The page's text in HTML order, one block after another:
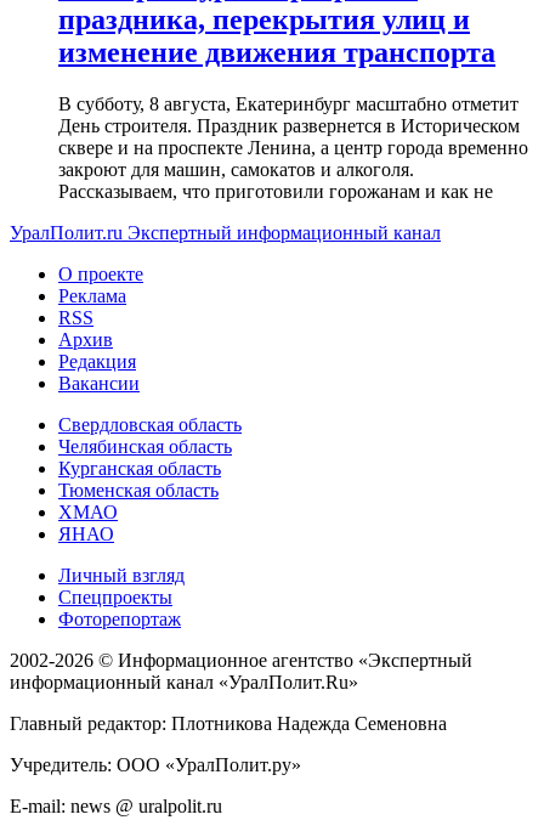
праздника, перекрытия улиц и
изменение движения транспорта
В субботу, 8 августа, Екатеринбург масштабно отметит
День строителя. Праздник развернется в Историческом
сквере и на проспекте Ленина, а центр города временно
закроют для машин, самокатов и алкоголя.
Рассказываем, что приготовили горожанам и как не
УралПолит.ru Экспертный информационный канал
О проекте
Реклама
RSS
Архив
Редакция
Вакансии
Свердловская область
Челябинская область
Курганская область
Тюменская область
ХМАО
ЯНАО
Личный взгляд
Спецпроекты
Фоторепортаж
2002-2026 © Информационное агентство «Экспертный
информационный канал «УралПолит.Ru»
Главный редактор: Плотникова Надежда Семеновна
Учредитель: ООО «УралПолит.ру»
E-mail: news @ uralpolit.ru